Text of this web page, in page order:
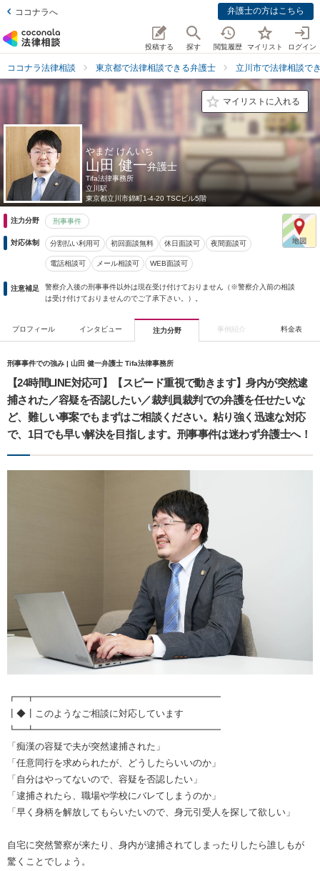
ココナラへ 弁護士の方はこちら
投稿する 探す 閲覧履歴 マイリスト ログイン
ココナラ法律相談 東京都で法律相談できる弁護士 立川市で法律相談で
マイリストに入れる
やまだ けんいち
山田 健一弁護士
Tifa法律事務所
立川駅
東京都立川市錦町1-4-20 TSCビル5階
注力分野 刑事事件
対応体制 分割払い利用可 初回面談無料 休日面談可 夜間面談可
電話相談可 メール相談可 WEB面談可
注意補足
警察介入後の刑事事件以外は現在受け付けておりません（※警察介入前の相談
は受け付けておりませんのでご了承下さい。）。
プロフィール インタビュー 注力分野 事例紹介 料金表
刑事事件での強み | 山田 健一弁護士 Tifa法律事務所
【24時間LINE対応可】【スピード重視で動きます】身内が突然逮
捕された／容疑を否認したい／裁判員裁判での弁護を任せたいな
ど、難しい事案でもまずはご相談ください。粘り強く迅速な対応
で、1日でも早い解決を目指します。刑事事件は迷わず弁護士へ！
┏━┳━━━━━━━━━━━━━━━━━━━━
┃◆┃このようなご相談に対応しています
┗━┻━━━━━━━━━━━━━━━━━━━━
「痴漢の容疑で夫が突然逮捕された」
「任意同行を求められたが、どうしたらいいのか」
「自分はやってないので、容疑を否認したい」
「逮捕されたら、職場や学校にバレてしまうのか」
「早く身柄を解放してもらいたいので、身元引受人を探して欲しい」
自宅に突然警察が来たり、身内が逮捕されてしまったりしたら誰しもが
驚くことでしょう。